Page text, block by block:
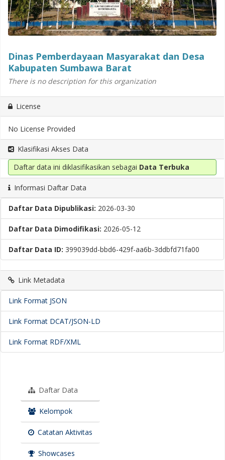
Dinas Pemberdayaan Masyarakat dan Desa
Kabupaten Sumbawa Barat
There is no description for this organization
License
No License Provided
Klasifikasi Akses Data
Daftar data ini diklasifikasikan sebagai Data Terbuka
Informasi Daftar Data
Daftar Data Dipublikasi: 2026-03-30
Daftar Data Dimodifikasi: 2026-05-12
Daftar Data ID: 399039dd-bbd6-429f-aa6b-3ddbfd71fa00
Link Metadata
Link Format JSON
Link Format DCAT/JSON-LD
Link Format RDF/XML
Daftar Data
Kelompok
Catatan Aktivitas
Showcases